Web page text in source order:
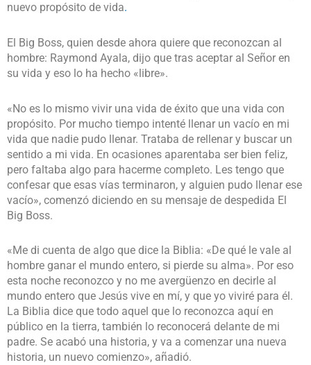
nuevo propósito de vida.
El Big Boss, quien desde ahora quiere que reconozcan al
hombre: Raymond Ayala, dijo que tras aceptar al Señor en
su vida y eso lo ha hecho «libre».
«No es lo mismo vivir una vida de éxito que una vida con
propósito. Por mucho tiempo intenté llenar un vacío en mi
vida que nadie pudo llenar. Trataba de rellenar y buscar un
sentido a mi vida. En ocasiones aparentaba ser bien feliz,
pero faltaba algo para hacerme completo. Les tengo que
confesar que esas vías terminaron, y alguien pudo llenar ese
vacío», comenzó diciendo en su mensaje de despedida El
Big Boss.
«Me di cuenta de algo que dice la Biblia: «De qué le vale al
hombre ganar el mundo entero, si pierde su alma». Por eso
esta noche reconozco y no me avergüenzo en decirle al
mundo entero que Jesús vive en mí, y que yo viviré para él.
La Biblia dice que todo aquel que lo reconozca aquí en
público en la tierra, también lo reconocerá delante de mi
padre. Se acabó una historia, y va a comenzar una nueva
historia, un nuevo comienzo», añadió.